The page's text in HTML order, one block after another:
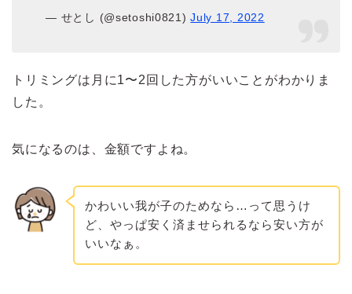
— せとし (@setoshi0821)July 17, 2022
トリミングは月に1〜2回した方がいいことがわかりま
した。
気になるのは、金額ですよね。
かわいい我が子のためなら…って思うけ
ど、やっぱ安く済ませられるなら安い方が
いいなぁ。